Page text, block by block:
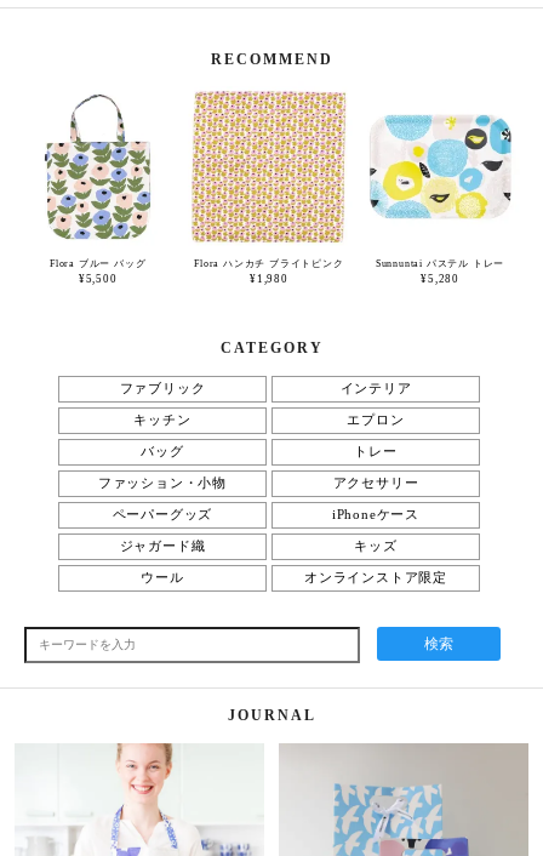
RECOMMEND
Flora ブルー バッグ
¥5,500
Flora ハンカチ ブライトピンク
¥1,980
Sunnuntai パステル トレー
¥5,280
CATEGORY
ファブリック インテリア
キッチン エプロン
バッグ トレー
ファッション・小物 アクセサリー
ペーパーグッズ iPhoneケース
ジャガード織 キッズ
ウール オンラインストア限定
検索
JOURNAL